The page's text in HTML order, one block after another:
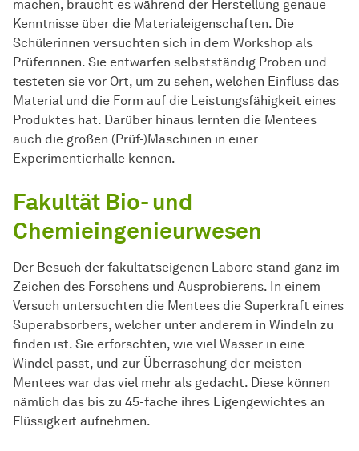
machen, braucht es während der Herstellung genaue
Kenntnisse über die Materialeigenschaften. Die
Schülerinnen versuchten sich in dem Workshop als
Prüferinnen. Sie entwarfen selbstständig Proben und
testeten sie vor Ort, um zu sehen, welchen Einfluss das
Material und die Form auf die Leistungsfähigkeit eines
Produktes hat. Darüber hinaus lernten die Mentees
auch die großen (Prüf-)Maschinen in einer
Experimentierhalle kennen.
Fakultät Bio- und
Chemieingenieurwesen
Der Besuch der fakultätseigenen Labore stand ganz im
Zeichen des Forschens und Ausprobierens. In einem
Versuch untersuchten die Mentees die Superkraft eines
Superabsorbers, welcher unter anderem in Windeln zu
finden ist. Sie erforschten, wie viel Wasser in eine
Windel passt, und zur Überraschung der meisten
Mentees war das viel mehr als gedacht. Diese können
nämlich das bis zu 45-fache ihres Eigengewichtes an
Flüssigkeit aufnehmen.